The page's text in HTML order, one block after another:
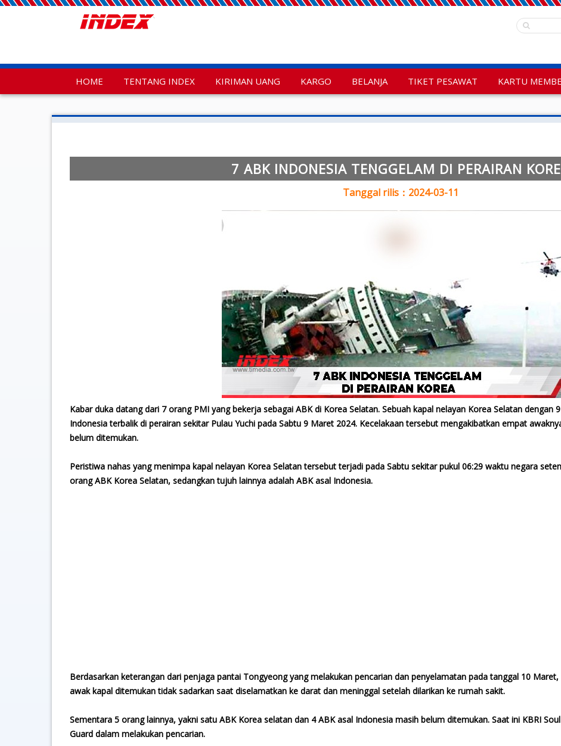
HOME TENTANG INDEX KIRIMAN UANG KARGO BELANJA TIKET PESAWAT KARTU
7 ABK INDONESIA TENGGELAM DI PERAIRAN
Tanggal rilis：2024-03-11
Kabar duka datang dari 7 orang PMI yang bekerja sebagai ABK di Korea Selatan. Sebuah kapal nelayan Korea Selatan dengan
Indonesia terbalik di perairan sekitar Pulau Yuchi pada Sabtu 9 Maret 2024. Kecelakaan tersebut mengakibatkan empat
belum ditemukan.
Peristiwa nahas yang menimpa kapal nelayan Korea Selatan tersebut terjadi pada Sabtu sekitar pukul 06:29 waktu negara
orang ABK Korea Selatan, sedangkan tujuh lainnya adalah ABK asal Indonesia.
Berdasarkan keterangan dari penjaga pantai Tongyeong yang melakukan pencarian dan penyelamatan pada tanggal 10
awak kapal ditemukan tidak sadarkan saat diselamatkan ke darat dan meninggal setelah dilarikan ke rumah sakit.
Sementara 5 orang lainnya, yakni satu ABK Korea selatan dan 4 ABK asal Indonesia masih belum ditemukan. Saat ini KBRI
Guard dalam melakukan pencarian.